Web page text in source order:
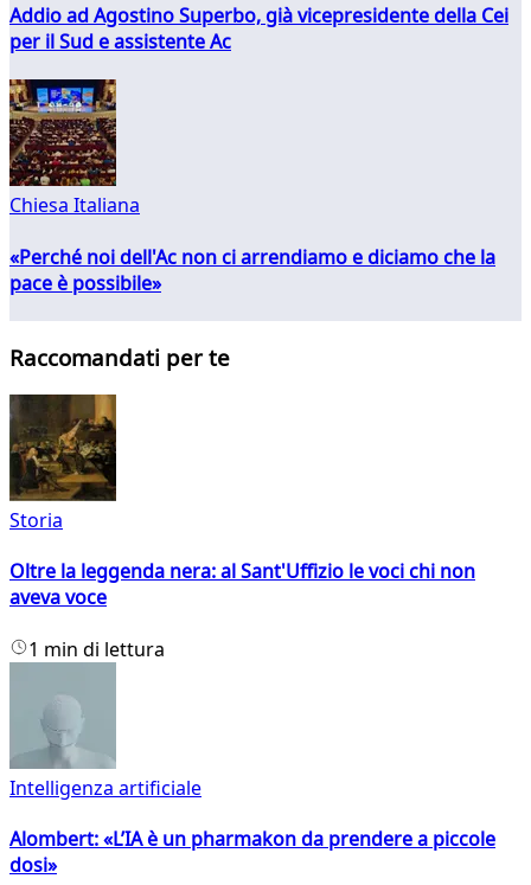
Addio ad Agostino Superbo, già vicepresidente della Cei
per il Sud e assistente Ac
Chiesa Italiana
«Perché noi dell'Ac non ci arrendiamo e diciamo che la
pace è possibile»
Raccomandati per te
Storia
Oltre la leggenda nera: al Sant'Uffizio le voci chi non
aveva voce
1 min di lettura
Intelligenza artificiale
Alombert: «L’IA è un pharmakon da prendere a piccole
dosi»